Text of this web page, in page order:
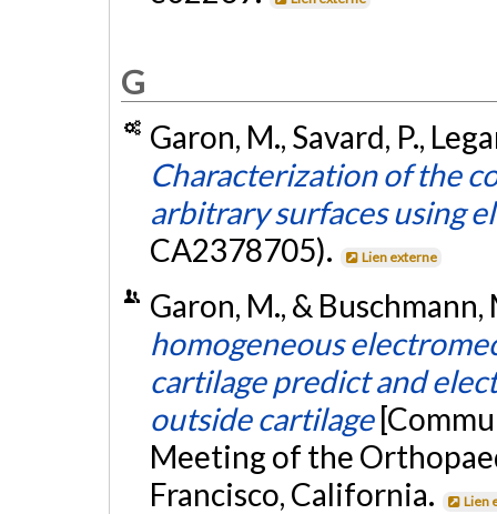
G
Garon, M., Savard, P.,
Characterization of the
arbitrary surfaces using
CA2378705).
Lien externe
Garon, M., &
homogeneous
cartilage predict and
outside cartilage
Meeting of the
Francisco, California.
Lien